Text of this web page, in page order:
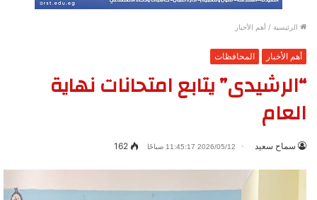
الرئيسية / أهم الأخبار
أهم الأخبار المحافظات
“الرشيدى” يتابع امتحانات نهاية
العام
سماح سعيد 2026/05/12 11:45:17 صباحًا 162